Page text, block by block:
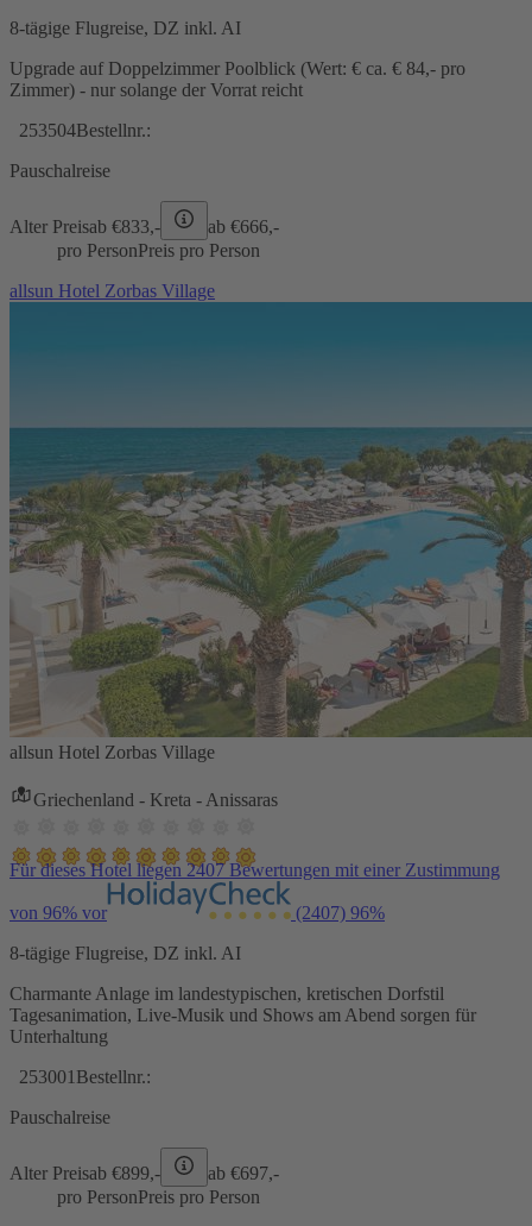
8-tägige Flugreise, DZ inkl. AI
Upgrade auf Doppelzimmer Poolblick (Wert: € ca. € 84,- pro
Zimmer) - nur solange der Vorrat reicht
253504Bestellnr.:
Pauschalreise
Alter Preisab €833,- ab €666,-
pro PersonPreis pro Person
allsun Hotel Zorbas Village
allsun Hotel Zorbas Village
Griechenland - Kreta - Anissaras
Für dieses Hotel liegen 2407 Bewertungen mit einer Zustimmung
von 96% vor (2407) 96%
8-tägige Flugreise, DZ inkl. AI
Charmante Anlage im landestypischen, kretischen Dorfstil
Tagesanimation, Live-Musik und Shows am Abend sorgen für
Unterhaltung
253001 Bestellnr.:
Pauschalreise
Alter Preisab €899,- ab €697,-
pro PersonPreis pro Person